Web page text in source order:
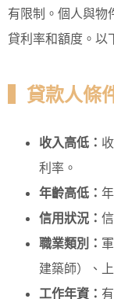
有限制。個人與物
貸利率和額度。以
▍貸款人條
收入高低：
利率。
年齡高低：
信用狀況：
職業類別：
建築師）、
工作年資：